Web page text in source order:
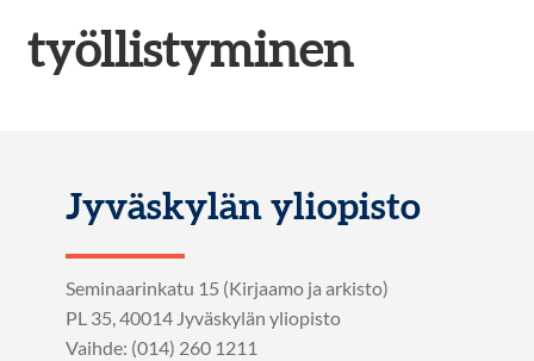
English
työllistyminen
Jyväskylän yliopisto
Seminaarinkatu 15 (Kirjaamo ja arkisto)
PL 35, 40014 Jyväskylän yliopisto
Vaihde: (014) 260 1211